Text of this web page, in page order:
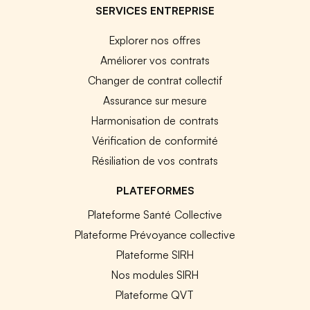
SERVICES ENTREPRISE
Explorer nos offres
Améliorer vos contrats
Changer de contrat collectif
Assurance sur mesure
Harmonisation de contrats
Vérification de conformité
Résiliation de vos contrats
PLATEFORMES
Plateforme Santé Collective
Plateforme Prévoyance collective
Plateforme SIRH
Nos modules SIRH
Plateforme QVT